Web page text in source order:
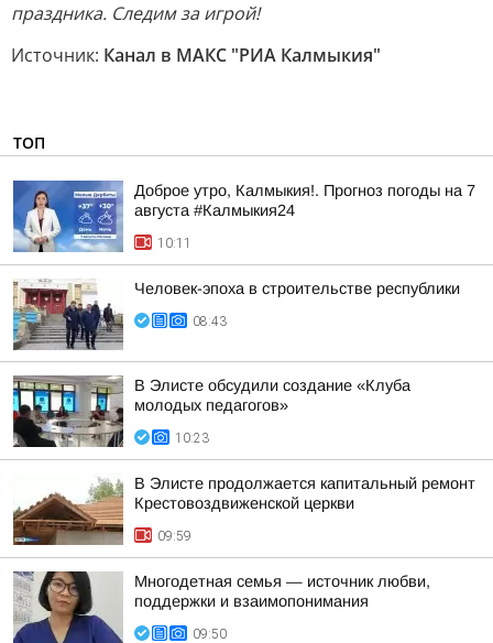
праздника. Следим за игрой!
Источник: Канал в МАКС "РИА Калмыкия"
ТОП
Доброе утро, Калмыкия!. Прогноз погоды на 7
августа #Калмыкия24
10:11
Человек-эпоха в строительстве республики
08:43
В Элисте обсудили создание «Клуба
молодых педагогов»
10:23
В Элисте продолжается капитальный ремонт
Крестовоздвиженской церкви
09:59
Многодетная семья — источник любви,
поддержки и взаимопонимания
09:50